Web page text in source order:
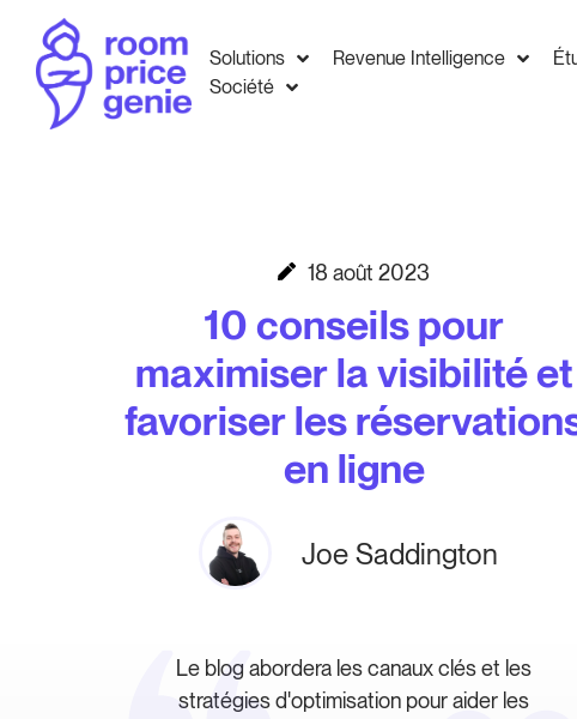
Solutions Revenue Intelligence
Société
18 août 2023
10 conseils pour
maximiser la visibilité et
favoriser les
en ligne
Joe Saddington
Le blog abordera les canaux clés et les
stratégies d'optimisation pour aider les